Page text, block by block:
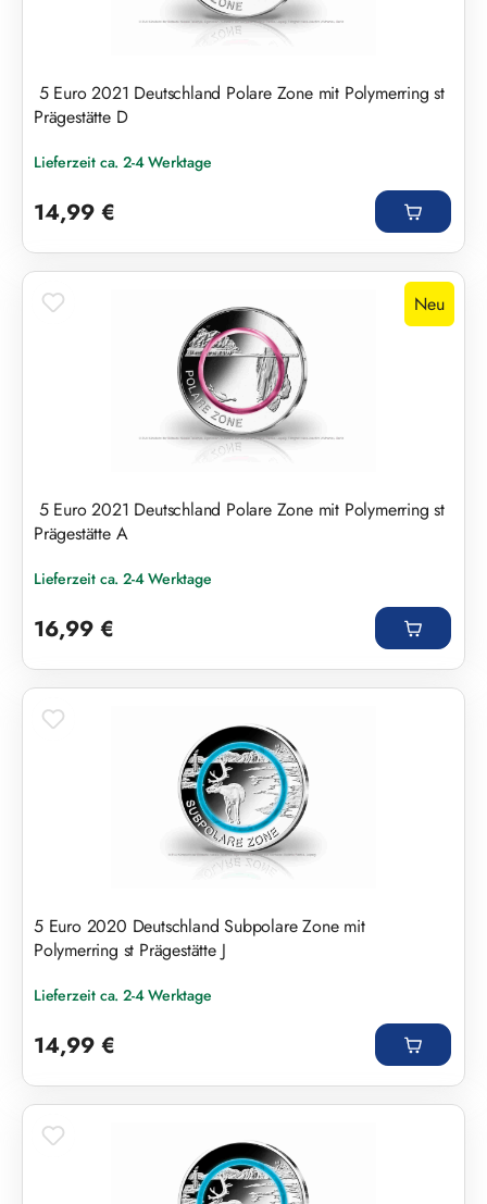
5 Euro 2021 Deutschland Polare Zone mit Polymerring st
Prägestätte D
Lieferzeit ca. 2-4 Werktage
14,99 €
Neu
5 Euro 2021 Deutschland Polare Zone mit Polymerring st
Prägestätte A
Lieferzeit ca. 2-4 Werktage
16,99 €
5 Euro 2020 Deutschland Subpolare Zone mit
Polymerring st Prägestätte J
Lieferzeit ca. 2-4 Werktage
14,99 €